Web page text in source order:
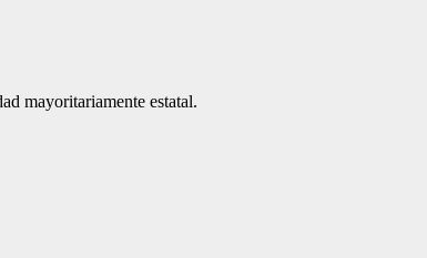
mayoritariamente estatal.